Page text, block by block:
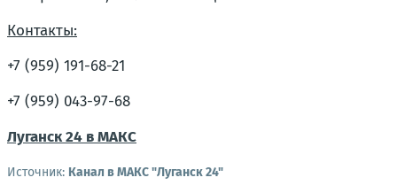
Контакты:
+7 (959) 191-68-21
+7 (959) 043-97-68
Луганск 24 в МАКС
Источник: Канал в МАКС "Луганск 24"